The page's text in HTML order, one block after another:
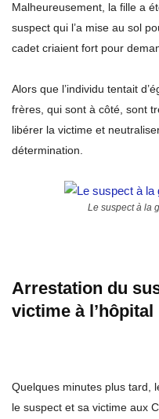
Malheureusement, la fille a
suspect qui l’a mise au sol
cadet criaient fort pour
Alors que l’individu tentait
frères, qui sont à côté, sont
libérer la victime et
détermination.
Le suspect à la
Arrestation du
victime à l’hôpital
Quelques minutes plus tard,
le suspect et sa victime aux